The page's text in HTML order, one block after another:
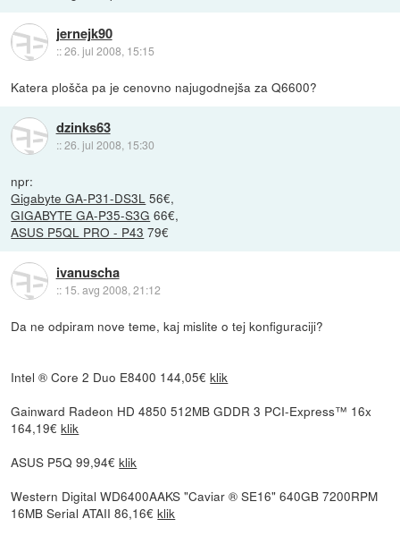
jernejk90
::26. jul 2008, 15:15
Katera plošča pa je cenovno najugodnejša za Q6600?
dzinks63
::26. jul 2008, 15:30
npr:
Gigabyte GA-P31-DS3L 56€,
GIGABYTE GA-P35-S3G 66€,
ASUS P5QL PRO - P43 79€
ivanuscha
:: 15. avg 2008, 21:12
Da ne odpiram nove teme, kaj mislite o tej konfiguraciji?
Intel ® Core 2 Duo E8400 144,05€klik
Gainward Radeon HD 4850 512MB GDDR 3 PCI-Express™ 16x
164,19€klik
ASUS P5Q 99,94€klik
Western Digital WD6400AAKS "Caviar ® SE16" 640GB 7200RPM
16MB Serial ATAII 86,16€klik